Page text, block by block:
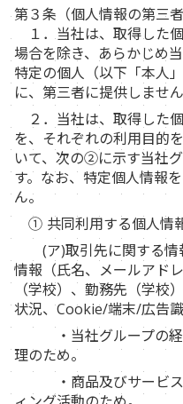
第３条（個人情報の第三
１．当社は、取得した
場合を除き、あらかじめ
特定の個人（以下「本人
に、第三者に提供しません
２．当社は、取得した
を、それぞれの利用目的
いて、次の②に示す当社
す。なお、特定個人情報
ん。
① 共同利用する個人情
(ア)取引先に関する情
情報（氏名、メールアド
（学校）、勤務先（学校
状況、Cookie/端末/広告識
・当社グループの経
理のため。
・商品及びサービス